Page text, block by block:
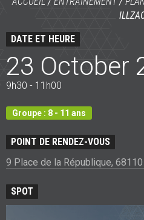
DATE ET HEURE
23 October
9h30 - 11h00
Groupe : 8 - 11 ans
POINT DE RENDEZ-VOUS
9 Place de la République,
SPOT